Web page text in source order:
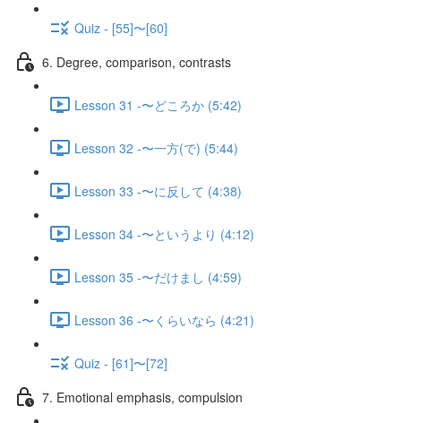
Quiz - [55]〜[60]
6. Degree, comparison, contrasts
Lesson 31 -〜どころか (5:42)
Lesson 32 -〜一方(で) (5:44)
Lesson 33 -〜に反して (4:38)
Lesson 34 -〜というより (4:12)
Lesson 35 -〜だけまし (4:59)
Lesson 36 -〜くらいなら (4:21)
Quiz - [61]〜[72]
7. Emotional emphasis, compulsion